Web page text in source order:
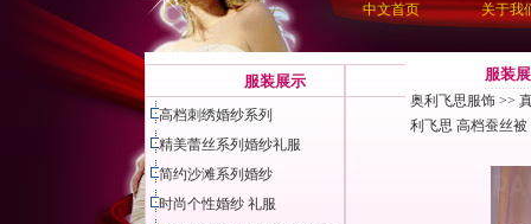
中文首页 关于我
服装展示
高档刺绣婚纱系列
精美蕾丝系列婚纱礼服
简约沙滩系列婚纱
时尚个性婚纱 礼服
服装
奥利飞思服饰 >>
利飞思 高档蚕丝